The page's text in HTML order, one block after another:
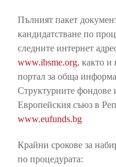
Пълният пакет
кандидатстване по
следните интернет
www.ibsme.org, както
портал за обща
Структурните фондове
Европейския съюз в
www.eufunds.bg
Крайни срокове за
по процедурата: